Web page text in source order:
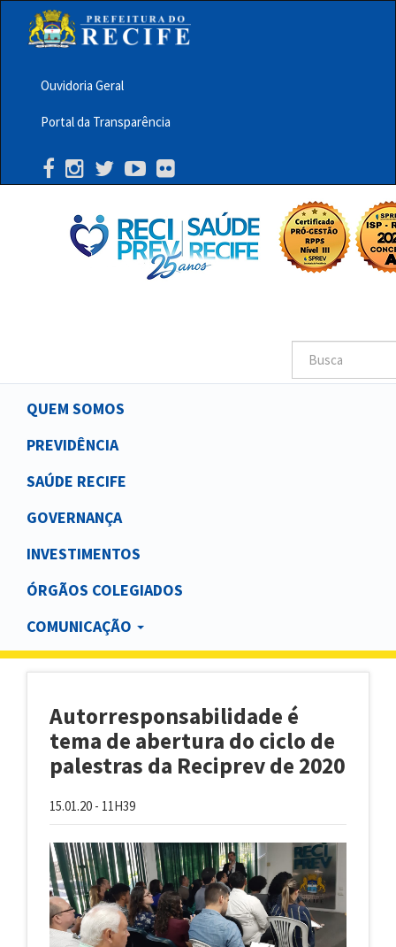
principalMenu
Barra
Topo
PCR
Ouvidoria Geral
Portal da Transparência
Buscar
Main
navigation
QUEM SOMOS
PREVIDÊNCIA
SAÚDE RECIFE
GOVERNANÇA
INVESTIMENTOS
ÓRGÃOS COLEGIADOS
COMUNICAÇÃO
Autorresponsabilidade é
tema de abertura do ciclo de
palestras da Reciprev de 2020
15.01.20 - 11H39